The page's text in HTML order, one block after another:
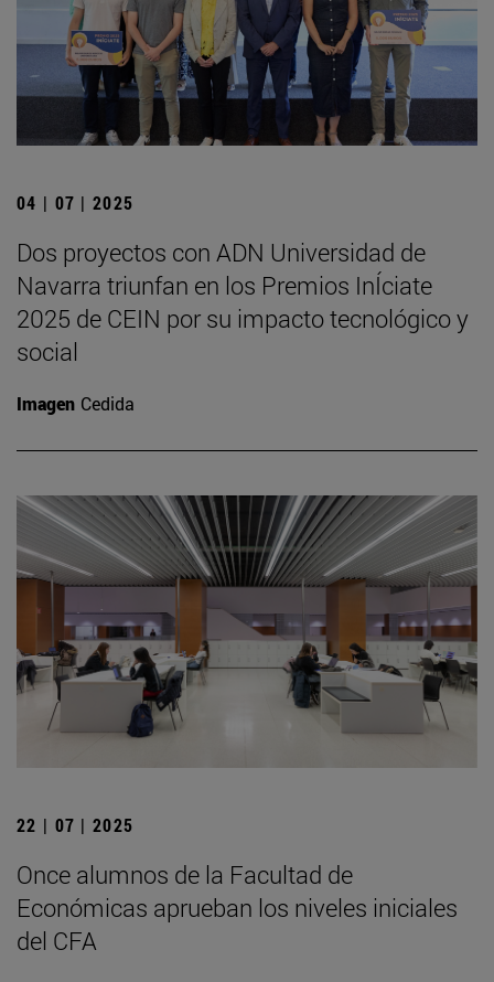
04 | 07 | 2025
Dos proyectos con ADN Universidad de
Navarra triunfan en los Premios InÍciate
2025 de CEIN por su impacto tecnológico y
social
Imagen Cedida
22 | 07 | 2025
Once alumnos de la Facultad de
Económicas aprueban los niveles iniciales
del CFA